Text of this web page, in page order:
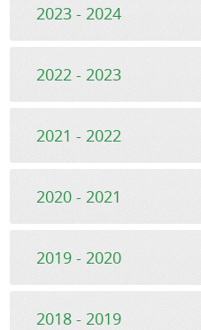
2023 - 2024
2022 - 2023
2021 - 2022
2020 - 2021
2019 - 2020
2018 - 2019